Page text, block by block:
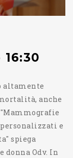
16:30
altamente
anche
e
spiega
donna Odv. In